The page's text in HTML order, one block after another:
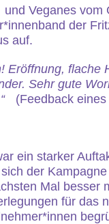
Veganes vom
der
auf.
Eröffnung, flache
Sehr gute
(Feedback
ein starker
der
Mal besser
für das